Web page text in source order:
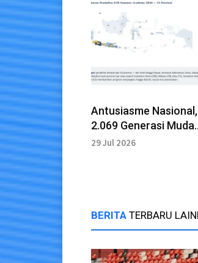
Antusiasme Nasional,
2.069 Generasi Muda
Daftar E2R Summer
29 Jul 2026
BERITA TERBARU